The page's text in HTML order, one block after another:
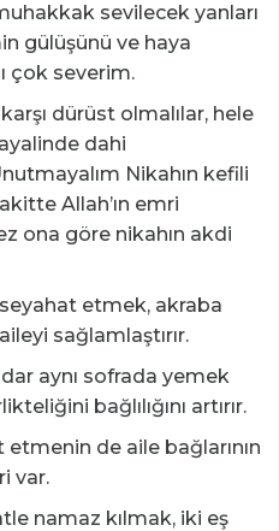
sevilecek yanları
gülüşünü ve haya
çok severim.
dürüst olmalılar, hele
dahi
Nikahın kefili
Allah’ın emri
ona göre nikahın akdi
etmek, akraba
sağlamlaştırır.
aynı sofrada yemek
bağlılığını artırır.
de aile bağlarının
var.
namaz kılmak, iki eş